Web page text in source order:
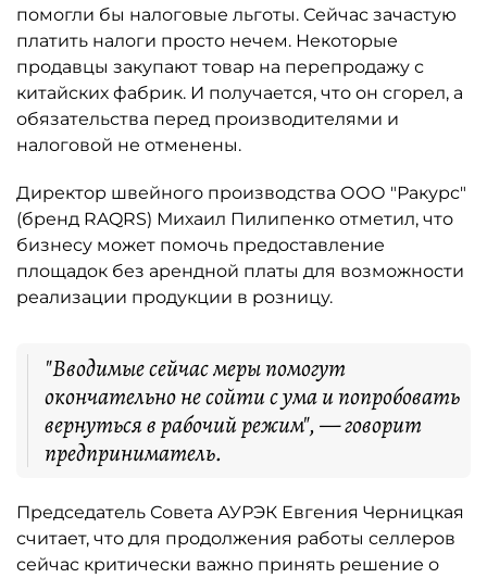
помогли бы налоговые льготы. Сейчас зачастую
платить налоги просто нечем. Некоторые
продавцы закупают товар на перепродажу с
китайских фабрик. И получается, что он сгорел, а
обязательства перед производителями и
налоговой не отменены.
Директор швейного производства ООО "Ракурс"
(бренд RAQRS) Михаил Пилипенко отметил, что
бизнесу может помочь предоставление
площадок без арендной платы для возможности
реализации продукции в розницу.
"Вводимые сейчас меры помогут
окончательно не сойти с ума и попробовать
вернуться в рабочий режим", — говорит
предприниматель.
Председатель Совета АУРЭК Евгения Черницкая
считает, что для продолжения работы селлеров
сейчас критически важно принять решение о